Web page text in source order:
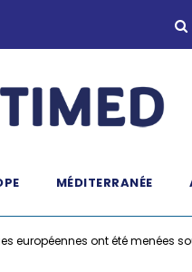
MÉDITERRANÉE
européennes ont été menées